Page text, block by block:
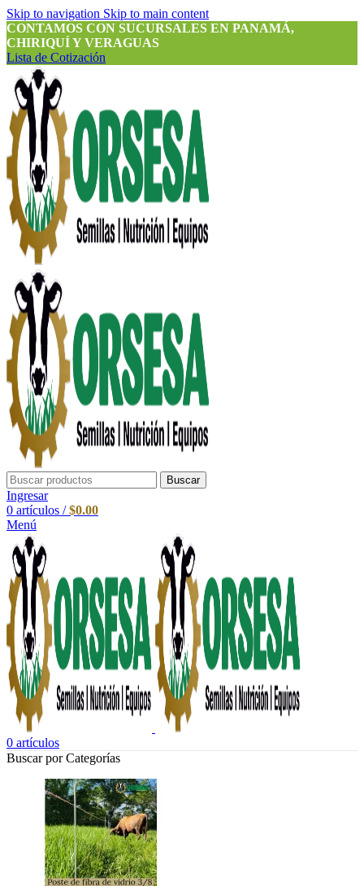
Skip to navigation Skip to main content
CONTAMOS CON SUCURSALES EN PANAMÁ,
CHIRIQUÍ Y VERAGUAS
Lista de Cotización
Buscar
Ingresar
0 artículos / $0.00
Menú
0 artículos
Buscar por Categorías